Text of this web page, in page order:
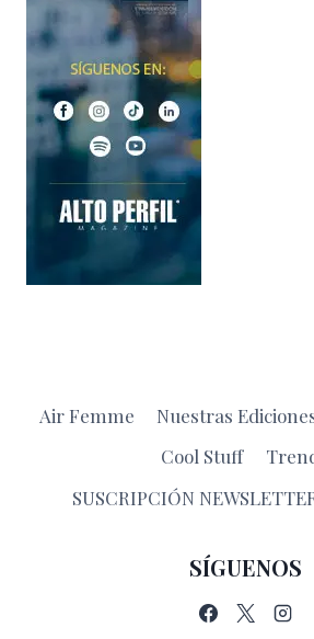
Air Femme Nuestras
Cool Stuff
SUSCRIPCIÓN
SÍGUENOS